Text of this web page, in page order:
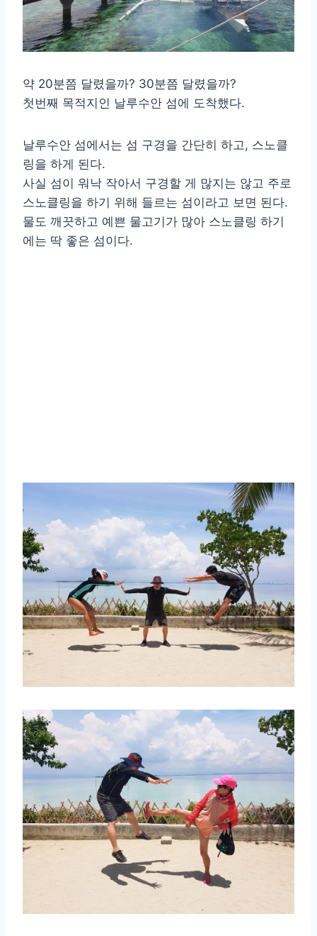
약 20분쯤 달렸을까? 30분쯤 달렸을까?
첫번째 목적지인 날루수안 섬에 도착했다.
날루수안 섬에서는 섬 구경을 간단히 하고, 스노클
링을 하게 된다.
사실 섬이 워낙 작아서 구경할 게 많지는 않고 주로
스노클링을 하기 위해 들르는 섬이라고 보면 된다.
물도 깨끗하고 예쁜 물고기가 많아 스노클링 하기
에는 딱 좋은 섬이다.